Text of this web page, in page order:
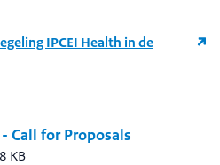
IPCEI Health in de
Call for Proposals
KB